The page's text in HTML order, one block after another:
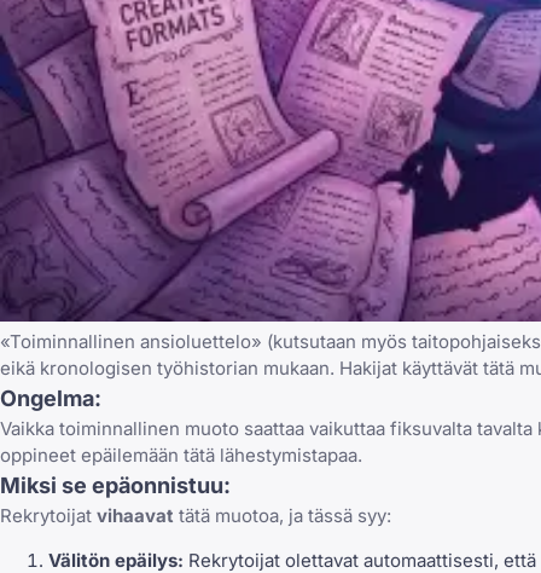
«Toiminnallinen ansioluettelo» (kutsutaan myös
eikä kronologisen työhistorian mukaan. Hakijat käyttävät tätä
Ongelma:
Vaikka toiminnallinen muoto saattaa vaikuttaa fiksuvalta
oppineet epäilemään tätä lähestymistapaa.
Miksi se epäonnistuu:
Rekrytoijat vihaavat tätä muotoa, ja tässä syy:
Välitön epäilys: Rekrytoijat olettavat automaattisesti,